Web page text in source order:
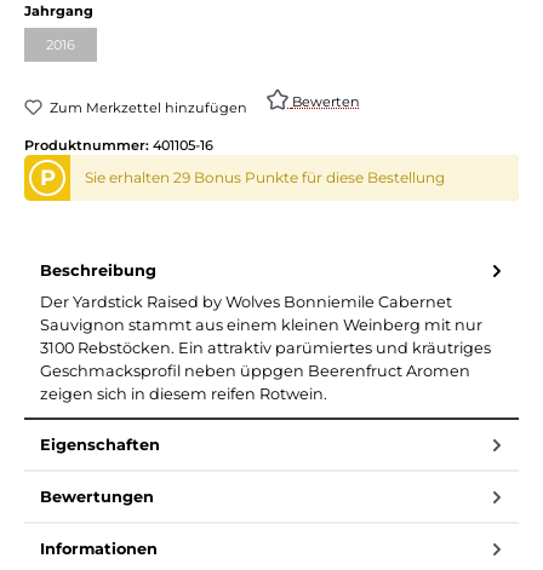
Jahrgang
2016(Diese Option ist zurzeit nicht verfügbar.)
Zum Merkzettel hinzufügen Bewerten
Produktnummer: 401105-16
P Sie erhalten 29 Bonus Punkte für diese Bestellung
Beschreibung
Der Yardstick Raised by Wolves Bonniemile Cabernet
Sauvignon stammt aus einem kleinen Weinberg mit nur
3100 Rebstöcken. Ein attraktiv parümiertes und kräutriges
Geschmacksprofil neben üppgen Beerenfruct Aromen
zeigen sich in diesem reifen Rotwein.
Eigenschaften
Bewertungen
Informationen